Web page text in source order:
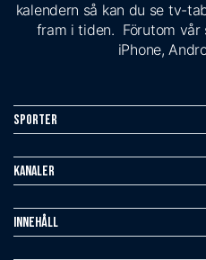
kalendern så kan du se tv-
fram i tiden. Förutom
iPhone,
Sporter
Kanaler
Innehåll